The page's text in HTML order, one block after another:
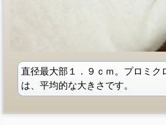
直径最大部１．９ｃｍ。プロミク
は、平均的な大きさです。